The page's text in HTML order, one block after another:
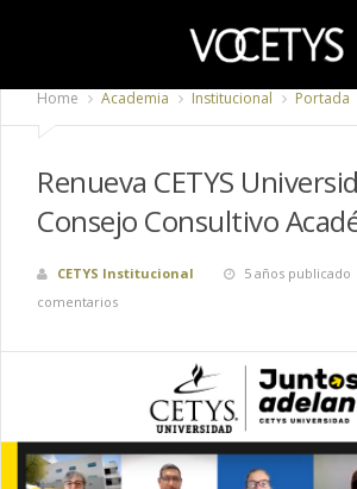
Home Academia Institucional Portada
Renueva CETYS
Consejo Consultivo
CETYS Institucional 5 años publicado
comentarios